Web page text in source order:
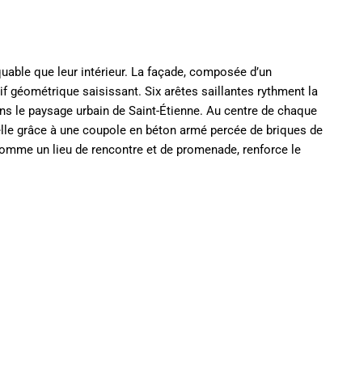
que leur intérieur. La façade, composée d’un
géométrique saisissant. Six arêtes saillantes rythment la
paysage urbain de Saint-Étienne. Au centre de chaque
grâce à une coupole en béton armé percée de briques de
un lieu de rencontre et de promenade, renforce le